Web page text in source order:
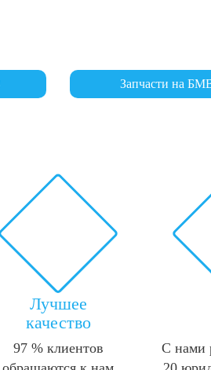
Запчасти на
Лучшее
качество
97 % клиентов
С нами